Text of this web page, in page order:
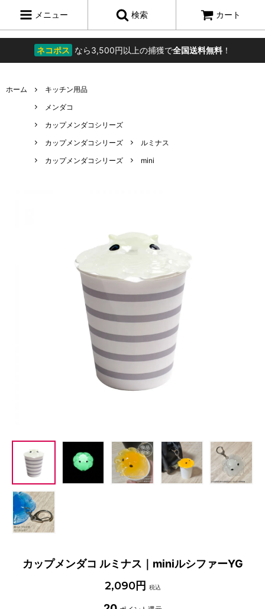
ネコポス なら3,500円以上の捕獲で全国送料無料！
メニュー 検索 カート
ホーム
キッチン用品
メンダコ
カップメンダコシリーズ
カップメンダコシリーズ
ルミナス
カップメンダコシリーズ
mini
カップメンダコ ルミナス｜miniルシファーYG
2,090円 税込